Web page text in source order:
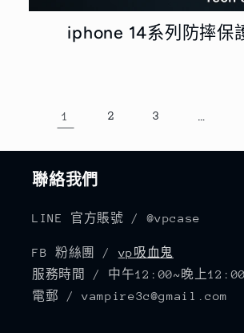
iphone 14系列防摔保
1 2 3
聯絡我們
LINE 官方賬號 / @vpcase
FB 粉絲團 / vp吸血鬼
服務時間 / 中午12:00~晚上12:00
電郵 / vampire3c@gmail.com